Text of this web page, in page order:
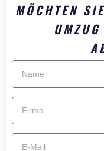
MÖCHTEN